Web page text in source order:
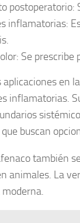
postoperatorio:
inflamatorias:
Se prescribe
aplicaciones en
inflamatorias.
buscan
también
animales. La